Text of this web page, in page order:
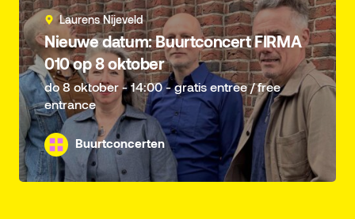
Laurens Nijeveld
Nieuwe datum: Buurtconcert FIRMA
010 op 8 oktober
do 8 oktober - 14:00 - gratis entree / free
entrance
Buurtconcerten